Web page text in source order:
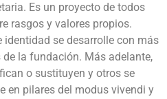
Es un proyecto de todos
rasgos y valores propios.
identidad se desarrolle con más
la fundación. Más adelante,
o sustituyen y otros se
en pilares del modus vivendi y